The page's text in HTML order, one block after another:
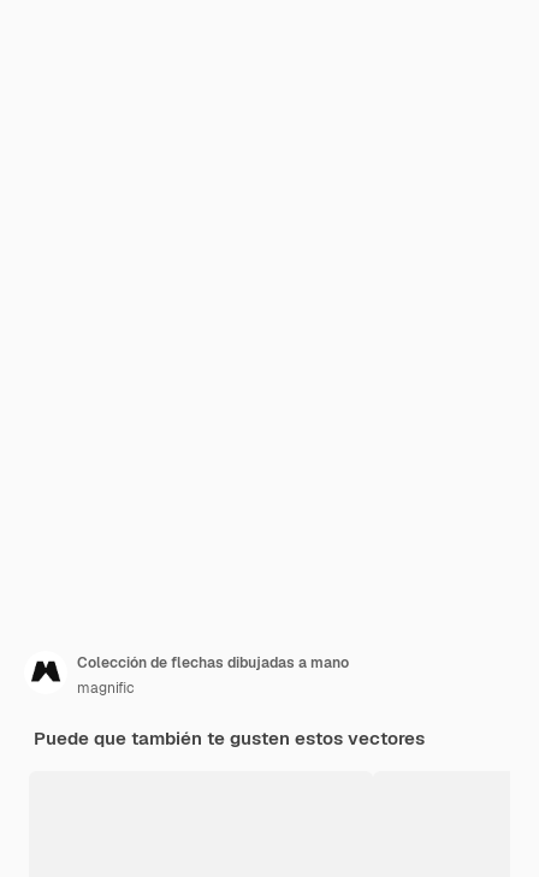
Colección de flechas dibujadas a mano
magnific
Puede que también te gusten estos vectores